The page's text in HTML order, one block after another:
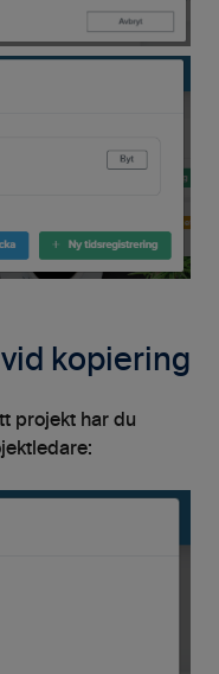
kopiering
projekt har du